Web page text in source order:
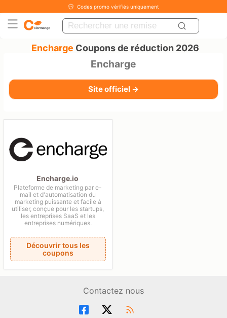
Codes promo vérifiés uniquement
Encharge Coupons de réduction 2026
Encharge
Site officiel →
Encharge.io
Plateforme de marketing par e-
mail et d'automatisation du
marketing puissante et facile à
utiliser, conçue pour les startups,
les entreprises SaaS et les
entreprises numériques.
Découvrir tous les
coupons
Contactez nous